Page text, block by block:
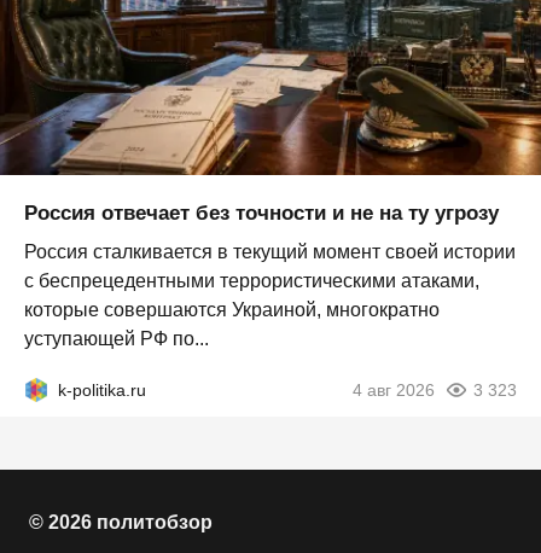
Россия отвечает без точности и не на ту угрозу
Россия сталкивается в текущий момент своей истории
с беспрецедентными террористическими атаками,
которые совершаются Украиной, многократно
уступающей РФ по...
k-politika.ru 4 авг 2026 3 323
© 2026 политобзор